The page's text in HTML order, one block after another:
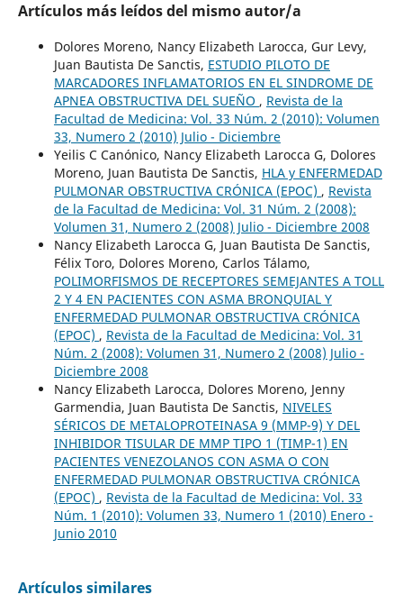
Artículos más leídos del mismo autor/a
Dolores Moreno, Nancy Elizabeth Larocca, Gur Levy,
Juan Bautista De Sanctis, ESTUDIO PILOTO DE
MARCADORES INFLAMATORIOS EN EL SINDROME DE
APNEA OBSTRUCTIVA DEL SUEÑO , Revista de la
Facultad de Medicina: Vol. 33 Núm. 2 (2010): Volumen
33, Numero 2 (2010) Julio - Diciembre
Yeilis C Canónico, Nancy Elizabeth Larocca G, Dolores
Moreno, Juan Bautista De Sanctis, HLA y ENFERMEDAD
PULMONAR OBSTRUCTIVA CRÓNICA (EPOC) , Revista
de la Facultad de Medicina: Vol. 31 Núm. 2 (2008):
Volumen 31, Numero 2 (2008) Julio - Diciembre 2008
Nancy Elizabeth Larocca G, Juan Bautista De Sanctis,
Félix Toro, Dolores Moreno, Carlos Tálamo,
POLIMORFISMOS DE RECEPTORES SEMEJANTES A TOLL
2 Y 4 EN PACIENTES CON ASMA BRONQUIAL Y
ENFERMEDAD PULMONAR OBSTRUCTIVA CRÓNICA
(EPOC) , Revista de la Facultad de Medicina: Vol. 31
Núm. 2 (2008): Volumen 31, Numero 2 (2008) Julio -
Diciembre 2008
Nancy Elizabeth Larocca, Dolores Moreno, Jenny
Garmendia, Juan Bautista De Sanctis, NIVELES
SÉRICOS DE METALOPROTEINASA 9 (MMP-9) Y DEL
INHIBIDOR TISULAR DE MMP TIPO 1 (TIMP-1) EN
PACIENTES VENEZOLANOS CON ASMA O CON
ENFERMEDAD PULMONAR OBSTRUCTIVA CRÓNICA
(EPOC) , Revista de la Facultad de Medicina: Vol. 33
Núm. 1 (2010): Volumen 33, Numero 1 (2010) Enero -
Junio 2010
Artículos similares